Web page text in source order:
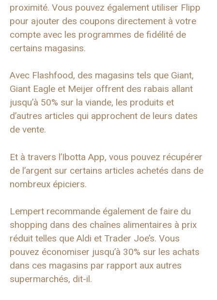
proximité. Vous pouvez également utiliser Flipp
pour ajouter des coupons directement à votre
compte avec les programmes de fidélité de
certains magasins.
Avec Flashfood, des magasins tels que Giant,
Giant Eagle et Meijer offrent des rabais allant
jusqu’à 50% sur la viande, les produits et
d’autres articles qui approchent de leurs dates
de vente.
Et à travers l’Ibotta App, vous pouvez récupérer
de l’argent sur certains articles achetés dans de
nombreux épiciers.
Lempert recommande également de faire du
shopping dans des chaînes alimentaires à prix
réduit telles que Aldi et Trader Joe’s. Vous
pouvez économiser jusqu’à 30% sur les achats
dans ces magasins par rapport aux autres
supermarchés, dit-il.